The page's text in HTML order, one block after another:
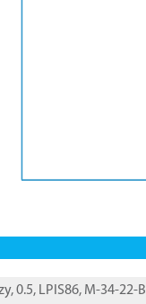
0.5, LPIS86, M-34-22-